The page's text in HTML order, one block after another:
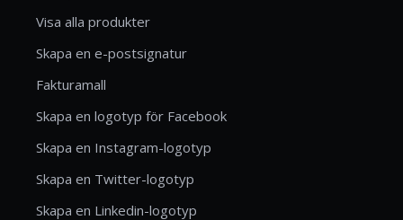
Visa alla produkter
Skapa en e-postsignatur
Fakturamall
Skapa en logotyp för Facebook
Skapa en Instagram-logotyp
Skapa en Twitter-logotyp
Skapa en Linkedin-logotyp